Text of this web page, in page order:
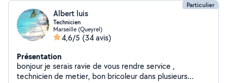
Particulier
Albert luis
Technicien
Marseille (Queyrel)
4,6/5 (34 avis)
Présentation
bonjour je serais ravie de vous rendre service ,
technicien de metier, bon bricoleur dans plusieurs